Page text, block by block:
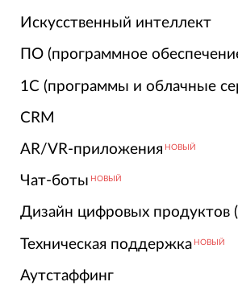
Искусственный интеллект
ПО (программное
1С (программы и облачные
CRM
AR/VR-приложения НОВЫЙ
Чат-боты НОВЫЙ
Дизайн цифровых продуктов
Техническая поддержка НОВЫЙ
Аутстаффинг